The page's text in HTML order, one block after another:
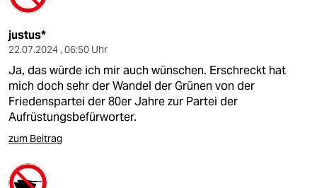
justus*
22.07.2024 , 06:50 Uhr
Ja, das würde ich mir auch wünschen. Erschreckt hat
mich doch sehr der Wandel der Grünen von der
Friedenspartei der 80er Jahre zur Partei der
Aufrüstungsbefürworter.
zum Beitrag